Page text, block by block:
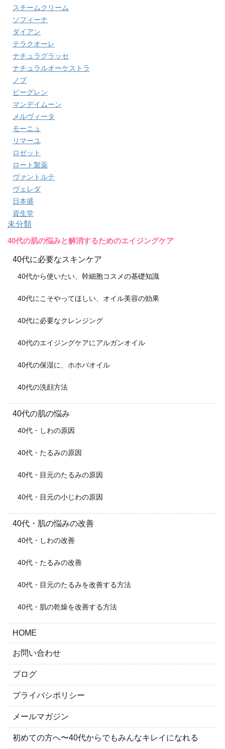
スチームクリーム
ソフィーナ
ダイアン
テラクオーレ
ナチュラグラッセ
ナチュラルオーケストラ
ノブ
ビーグレン
マンデイムーン
メルヴィータ
モーニュ
リマーユ
ロゼット
ロート製薬
ヴァントルテ
ヴェレダ
日本盛
資生堂
未分類
40代の肌の悩みと解消するためのエイジングケア
40代に必要なスキンケア
40代から使いたい、幹細胞コスメの基礎知識
40代にこそやってほしい、オイル美容の効果
40代に必要なクレンジング
40代のエイジングケアにアルガンオイル
40代の保湿に、ホホバオイル
40代の洗顔方法
40代の肌の悩み
40代・しわの原因
40代・たるみの原因
40代・目元のたるみの原因
40代・目元の小じわの原因
40代・肌の悩みの改善
40代・しわの改善
40代・たるみの改善
40代・目元のたるみを改善する方法
40代・肌の乾燥を改善する方法
HOME
お問い合わせ
ブログ
プライバシポリシー
メールマガジン
初めての方へ〜40代からでもみんなキレイになれる